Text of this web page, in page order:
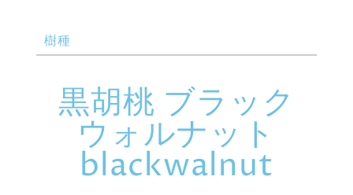
樹種
黒胡桃 ブラック
ウォルナット
blackwalnut